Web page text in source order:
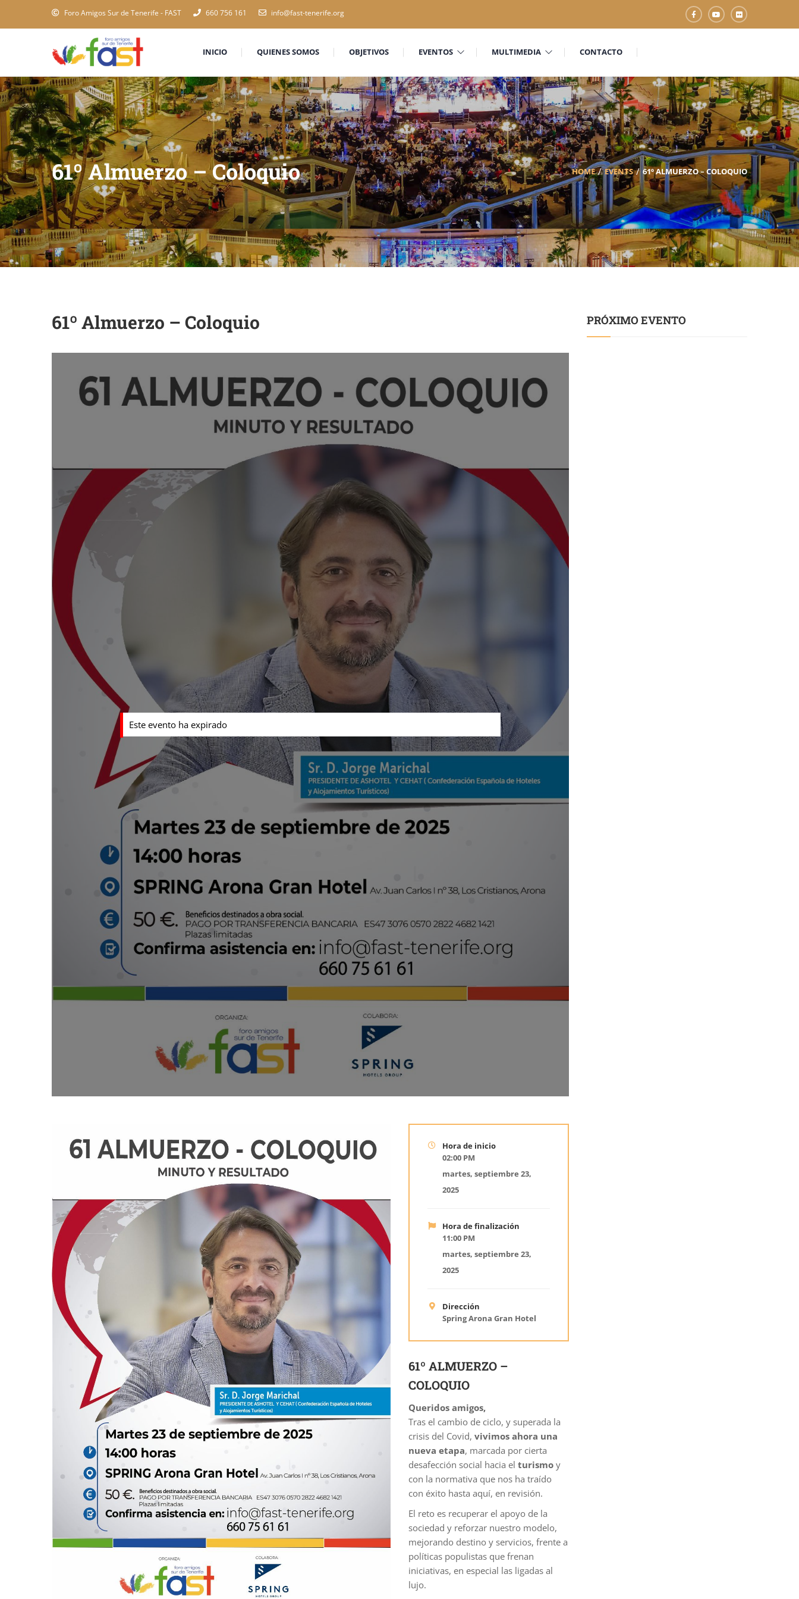
Foro Amigos Sur de Tenerife - FAST 660 756 161 info@fast-tenerife.org
INICIO QUIENES SOMOS OBJETIVOS EVENTOS MULTIMEDIA CONTACTO
61º Almuerzo – Coloquio HOME EVENTS 61º ALMUERZO – COLOQUIO
61º Almuerzo – Coloquio
Este evento ha expirado
Hora de inicio
02:00 PM
martes, septiembre 23,
2025
Hora de finalización
11:00 PM
martes, septiembre 23,
2025
Dirección
Spring Arona Gran Hotel
61º ALMUERZO –
COLOQUIO
Queridos amigos,
Tras el cambio de ciclo, y superada la
crisis del Covid,vivimos ahora una
nueva etapa, marcada por cierta
desafección social hacia elturismo y
con la normativa que nos ha traído
con éxito hasta aquí, en revisión.
El reto es recuperar el apoyo de la
sociedad y reforzar nuestro modelo,
mejorando destino y servicios, frente a
políticas populistas que frenan
iniciativas, en especial las ligadas al
lujo.
PRÓXIMO EVENTO